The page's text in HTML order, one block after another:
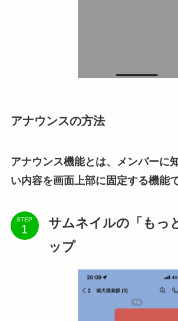
アナウンスの方法
アナウンス機能とは、メンバーに
い内容を画面上部に固定する機能
STEP
サムネイルの「もっ
ップ